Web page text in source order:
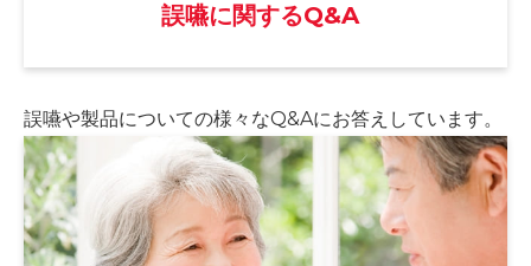
誤嚥に関するQ&A
誤嚥や製品についての様々なQ&Aにお答えしています。